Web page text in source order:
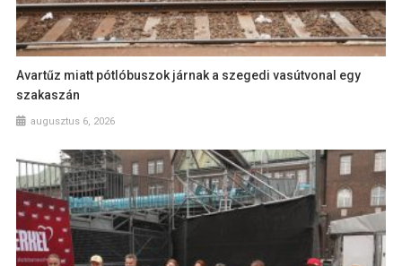
Avartűz miatt pótlóbuszok járnak a szegedi vasútvonal egy
szakaszán
augusztus 6, 2026